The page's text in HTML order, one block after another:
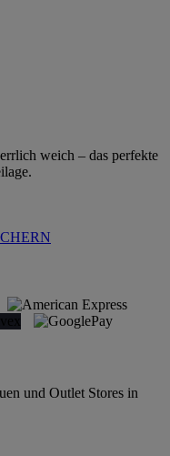
weich – das perfekte
und Outlet Stores in